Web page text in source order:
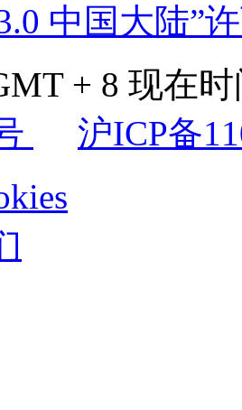
中国大陆”
+ 8 现在
沪ICP备